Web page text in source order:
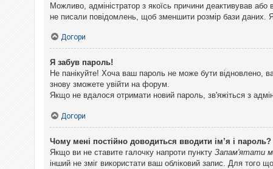
Можливо, адміністратор з якоїсь причини деактивував
не писали повідомлень, щоб зменшити розмір бази даних.
Догори
Я забув пароль!
Не панікуйте! Хоча ваш пароль не може бути відновлено,
знову зможете увійти на форум.
Якщо не вдалося отримати новий пароль, зв'яжіться з
Догори
Чому мені постійно доводиться вводити ім’я і пароль?
Якщо ви не ставите галочку напроти пункту Запам'ятати
інший не зміг використати ваш обліковий запис. Для того